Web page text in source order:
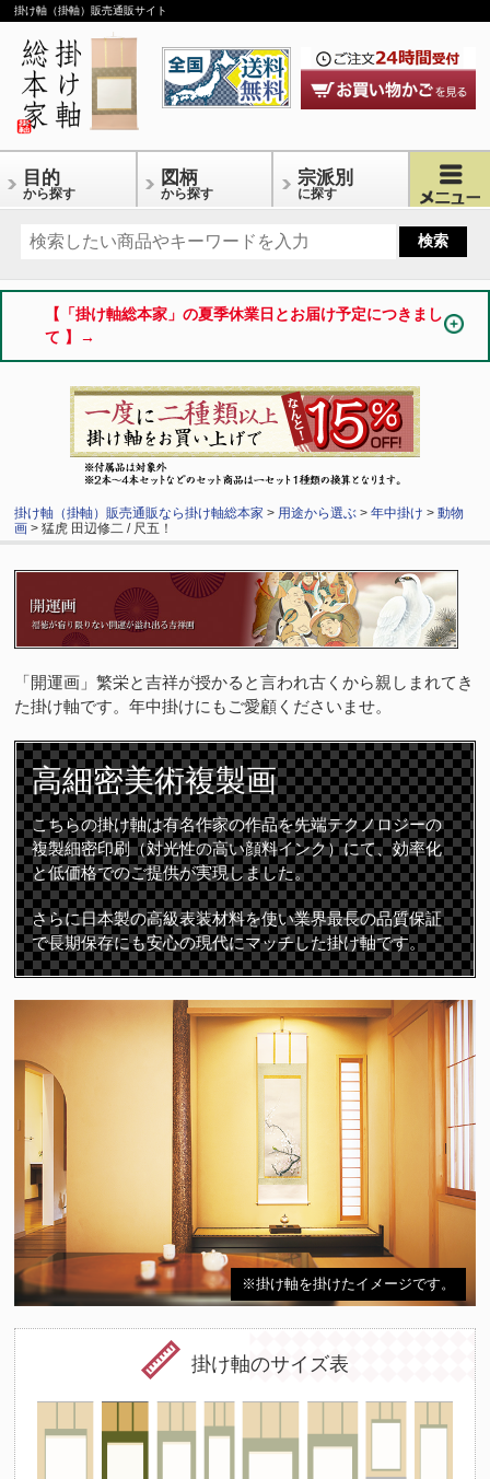
掛け軸（掛軸）販売通販サイト
目的
から探す
図柄
から探す
宗派別
に探す
【「掛け軸総本家」の夏季休業日とお届け予定につきまし
て 】→
掛け軸（掛軸）販売通販なら掛け軸総本家 > 用途から選ぶ >年中掛け >動物
画 > 猛虎 田辺修二 / 尺五！
「開運画」繁栄と吉祥が授かると言われ古くから親しまれてき
た掛け軸です。年中掛けにもご愛顧くださいませ。
高細密美術複製画
こちらの掛け軸は有名作家の作品を先端テクノロジーの
複製細密印刷（対光性の高い顔料インク）にて、効率化
と低価格でのご提供が実現しました。
さらに日本製の高級表装材料を使い業界最長の品質保証
で長期保存にも安心の現代にマッチした掛け軸です。
※掛け軸を掛けたイメージです。
掛け軸のサイズ表